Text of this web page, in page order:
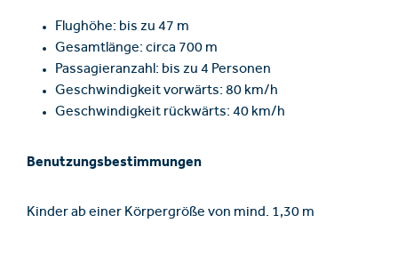
Flughöhe: bis zu 47 m
Gesamtlänge: circa 700 m
Passagieranzahl: bis zu 4 Personen
Geschwindigkeit vorwärts: 80 km/h
Geschwindigkeit rückwärts: 40 km/h
Benutzungsbestimmungen
Kinder ab einer Körpergröße von mind. 1,30 m